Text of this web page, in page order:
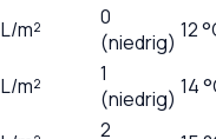
L/m²
0
(niedrig) 12
L/m²
1
(niedrig) 14
2